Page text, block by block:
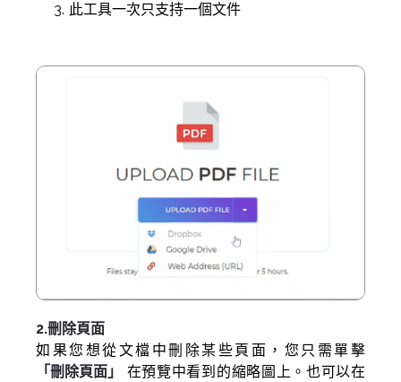
此工具一次只支持一個文件
2.刪除頁面
如果您想從文檔中刪除某些頁面，您只需單擊
「刪除頁面」
在預覽中看到的縮略圖上。也可以在